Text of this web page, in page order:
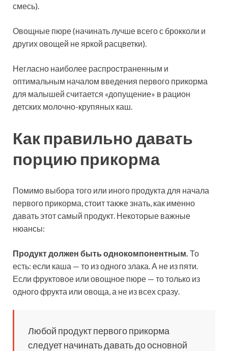
смесь).
Овощные пюре (начинать лучше всего с брокколи и
других овощей не яркой расцветки).
Негласно наиболее распространенным и
оптимальным началом введения первого прикорма
для малышей считается «допущение» в рацион
детских молочно-крупяных каш.
Как правильно давать
порцию прикорма
Помимо выбора того или иного продукта для начала
первого прикорма, стоит также знать, как именно
давать этот самый продукт. Некоторые важные
нюансы:
Продукт должен быть однокомпонентным. То
есть: если каша — то из одного злака. А не из пяти.
Если фруктовое или овощное пюре — то только из
одного фрукта или овоща, а не из всех сразу.
Любой продукт первого прикорма
следует начинать давать до основной